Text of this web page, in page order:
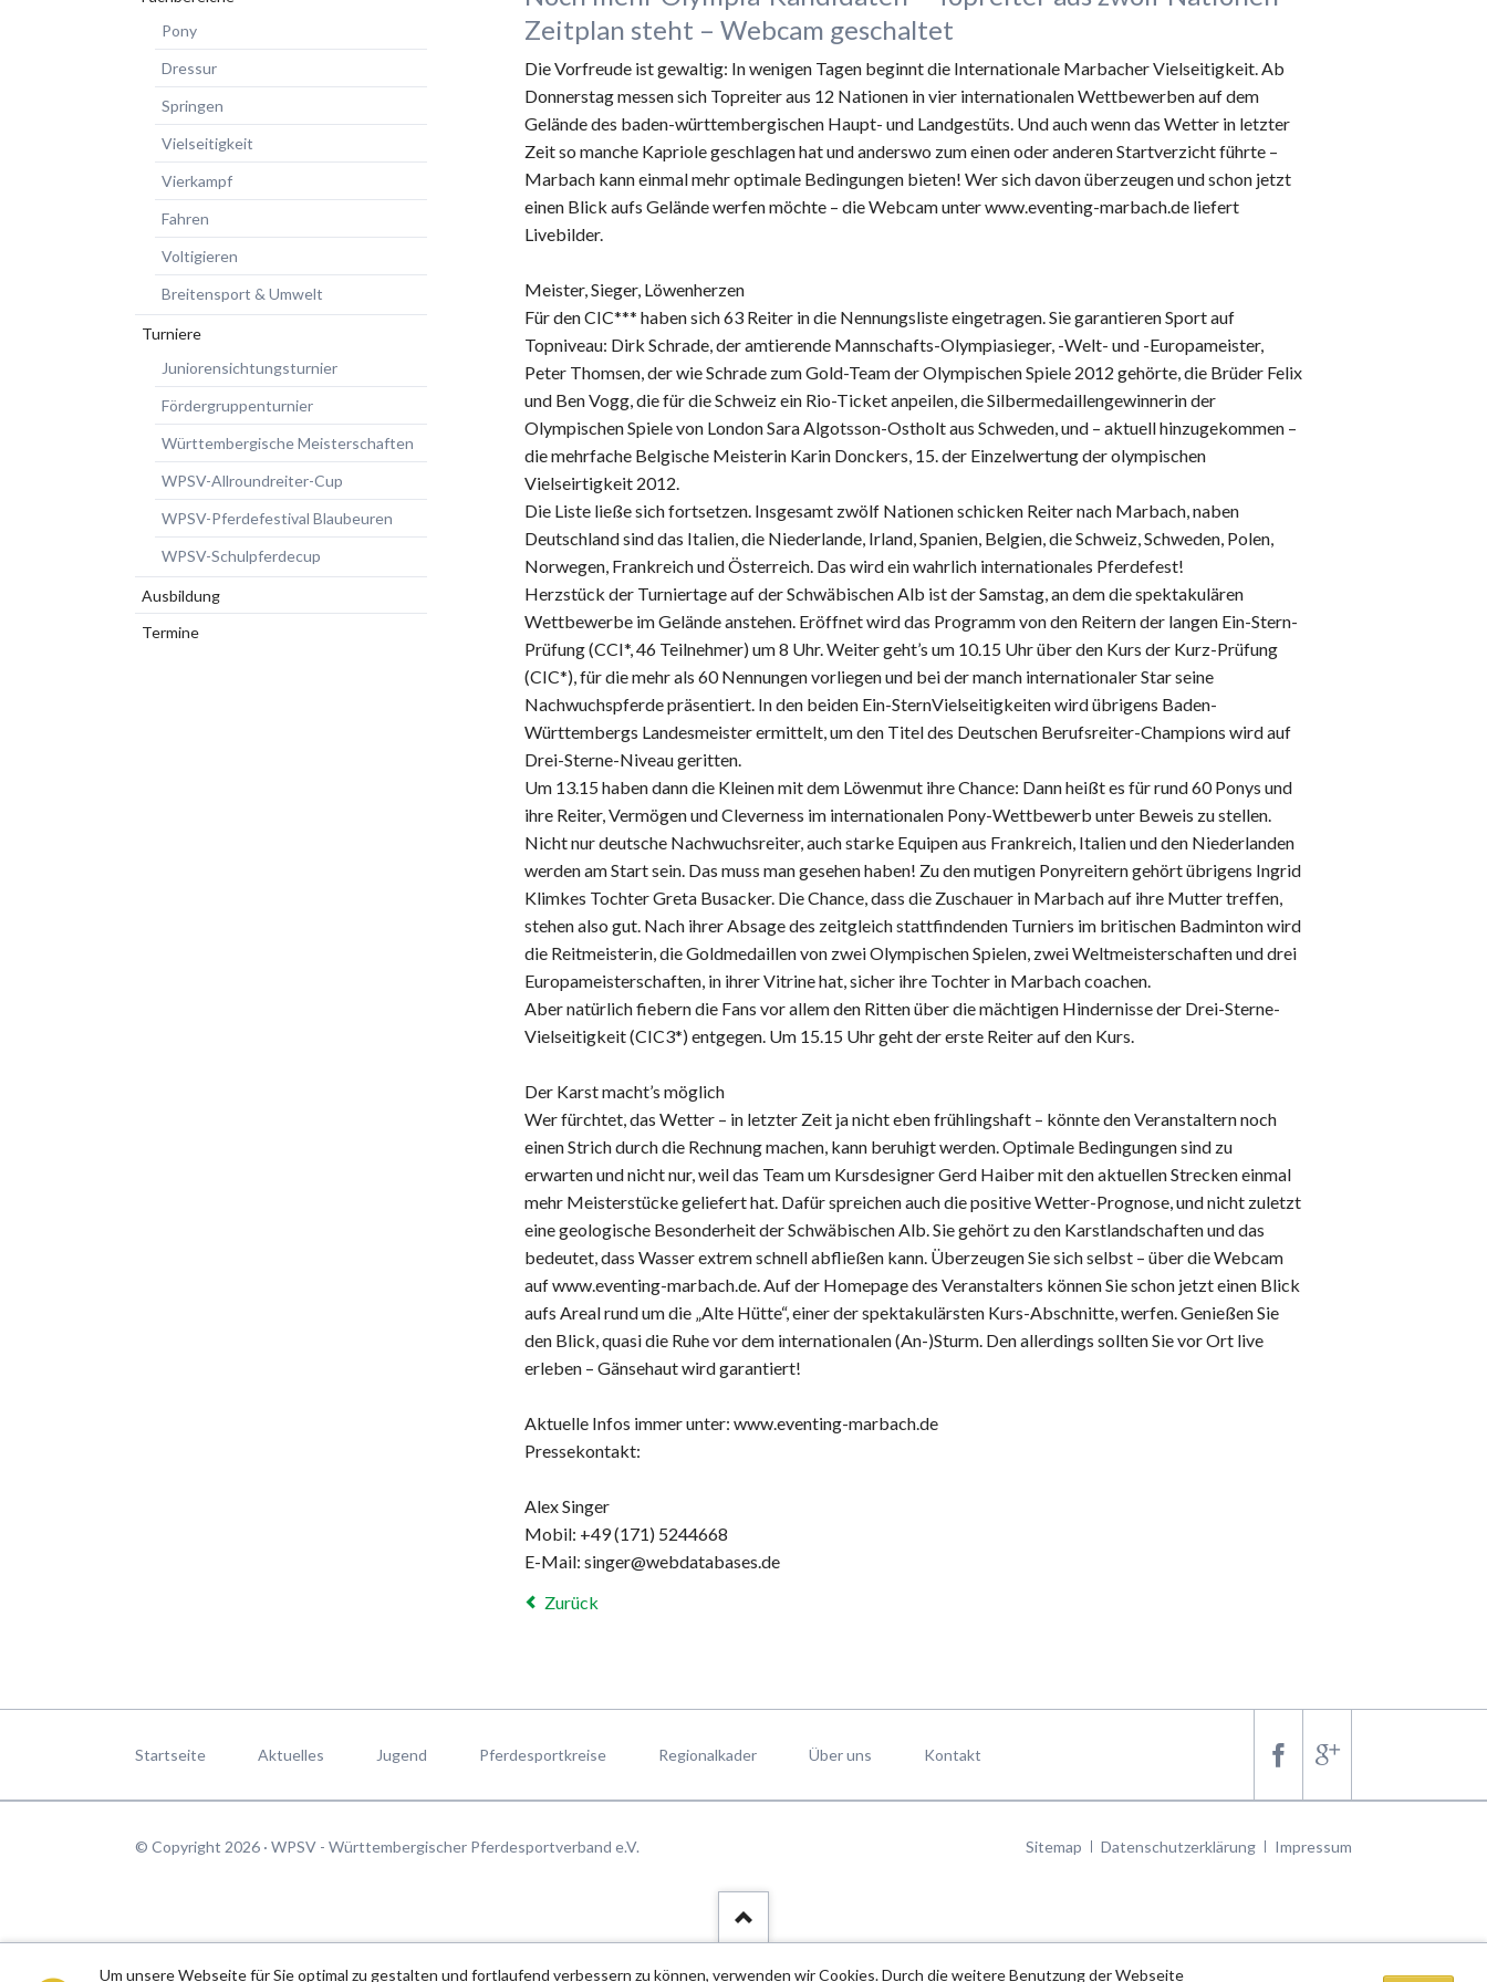
Um unsere Webseite für Sie optimal zu gestalten und fortlaufend verbessern zu können, verwenden wir Cookies. Durch die weitere Benutzung der Webseite
Zeitplan steht – Webcam geschaltet
Die Vorfreude ist gewaltig: In wenigen Tagen beginnt die Internationale Marbacher Vielseitigkeit. Ab
Donnerstag messen sich Topreiter aus 12 Nationen in vier internationalen Wettbewerben auf dem
Gelände des baden-württembergischen Haupt- und Landgestüts. Und auch wenn das Wetter in letzter
Zeit so manche Kapriole geschlagen hat und anderswo zum einen oder anderen Startverzicht führte –
Marbach kann einmal mehr optimale Bedingungen bieten! Wer sich davon überzeugen und schon jetzt
einen Blick aufs Gelände werfen möchte – die Webcam unter www.eventing-marbach.de liefert
Livebilder.
Meister, Sieger, Löwenherzen
Für den CIC*** haben sich 63 Reiter in die Nennungsliste eingetragen. Sie garantieren Sport auf
Topniveau: Dirk Schrade, der amtierende Mannschafts-Olympiasieger, -Welt- und -Europameister,
Peter Thomsen, der wie Schrade zum Gold-Team der Olympischen Spiele 2012 gehörte, die Brüder Felix
und Ben Vogg, die für die Schweiz ein Rio-Ticket anpeilen, die Silbermedaillengewinnerin der
Olympischen Spiele von London Sara Algotsson-Ostholt aus Schweden, und – aktuell hinzugekommen –
die mehrfache Belgische Meisterin Karin Donckers, 15. der Einzelwertung der olympischen
Vielseirtigkeit 2012.
Die Liste ließe sich fortsetzen. Insgesamt zwölf Nationen schicken Reiter nach Marbach, naben
Deutschland sind das Italien, die Niederlande, Irland, Spanien, Belgien, die Schweiz, Schweden, Polen,
Norwegen, Frankreich und Österreich. Das wird ein wahrlich internationales Pferdefest!
Herzstück der Turniertage auf der Schwäbischen Alb ist der Samstag, an dem die spektakulären
Wettbewerbe im Gelände anstehen. Eröffnet wird das Programm von den Reitern der langen Ein-Stern-
Prüfung (CCI*, 46 Teilnehmer) um 8 Uhr. Weiter geht’s um 10.15 Uhr über den Kurs der Kurz-Prüfung
(CIC*), für die mehr als 60 Nennungen vorliegen und bei der manch internationaler Star seine
Nachwuchspferde präsentiert. In den beiden Ein-SternVielseitigkeiten wird übrigens Baden-
Württembergs Landesmeister ermittelt, um den Titel des Deutschen Berufsreiter-Champions wird auf
Drei-Sterne-Niveau geritten.
Um 13.15 haben dann die Kleinen mit dem Löwenmut ihre Chance: Dann heißt es für rund 60 Ponys und
ihre Reiter, Vermögen und Cleverness im internationalen Pony-Wettbewerb unter Beweis zu stellen.
Nicht nur deutsche Nachwuchsreiter, auch starke Equipen aus Frankreich, Italien und den Niederlanden
werden am Start sein. Das muss man gesehen haben! Zu den mutigen Ponyreitern gehört übrigens Ingrid
Klimkes Tochter Greta Busacker. Die Chance, dass die Zuschauer in Marbach auf ihre Mutter treffen,
stehen also gut. Nach ihrer Absage des zeitgleich stattfindenden Turniers im britischen Badminton wird
die Reitmeisterin, die Goldmedaillen von zwei Olympischen Spielen, zwei Weltmeisterschaften und drei
Europameisterschaften, in ihrer Vitrine hat, sicher ihre Tochter in Marbach coachen.
Aber natürlich fiebern die Fans vor allem den Ritten über die mächtigen Hindernisse der Drei-Sterne-
Vielseitigkeit (CIC3*) entgegen. Um 15.15 Uhr geht der erste Reiter auf den Kurs.
Der Karst macht’s möglich
Wer fürchtet, das Wetter – in letzter Zeit ja nicht eben frühlingshaft – könnte den Veranstaltern noch
einen Strich durch die Rechnung machen, kann beruhigt werden. Optimale Bedingungen sind zu
erwarten und nicht nur, weil das Team um Kursdesigner Gerd Haiber mit den aktuellen Strecken einmal
mehr Meisterstücke geliefert hat. Dafür spreichen auch die positive Wetter-Prognose, und nicht zuletzt
eine geologische Besonderheit der Schwäbischen Alb. Sie gehört zu den Karstlandschaften und das
bedeutet, dass Wasser extrem schnell abfließen kann. Überzeugen Sie sich selbst – über die Webcam
auf www.eventing-marbach.de. Auf der Homepage des Veranstalters können Sie schon jetzt einen Blick
aufs Areal rund um die „Alte Hütte“, einer der spektakulärsten Kurs-Abschnitte, werfen. Genießen Sie
den Blick, quasi die Ruhe vor dem internationalen (An-)Sturm. Den allerdings sollten Sie vor Ort live
erleben – Gänsehaut wird garantiert!
Aktuelle Infos immer unter: www.eventing-marbach.de
Pressekontakt:
Alex Singer
Mobil: +49 (171) 5244668
E-Mail: singer@webdatabases.de
Zurück
Pony
Dressur
Springen
Vielseitigkeit
Vierkampf
Fahren
Voltigieren
Breitensport & Umwelt
Turniere
Juniorensichtungsturnier
Fördergruppenturnier
Württembergische Meisterschaften
WPSV-Allroundreiter-Cup
WPSV-Pferdefestival Blaubeuren
WPSV-Schulpferdecup
Ausbildung
Termine
Startseite Aktuelles Jugend Pferdesportkreise Regionalkader Über uns Kontakt
© Copyright 2026 · WPSV - Württembergischer Pferdesportverband e.V.
Navigation
Sitemap Datenschutzerklärung Impressum